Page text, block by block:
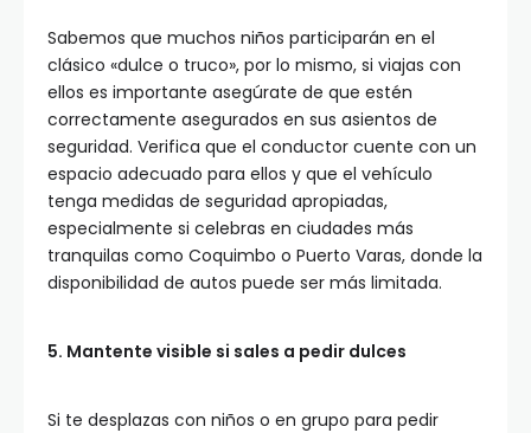
Sabemos que muchos niños participarán en el
clásico «dulce o truco», por lo mismo, si viajas con
ellos es importante asegúrate de que estén
correctamente asegurados en sus asientos de
seguridad. Verifica que el conductor cuente con un
espacio adecuado para ellos y que el vehículo
tenga medidas de seguridad apropiadas,
especialmente si celebras en ciudades más
tranquilas como Coquimbo o Puerto Varas, donde la
disponibilidad de autos puede ser más limitada.
5. Mantente visible si sales a pedir dulces
Si te desplazas con niños o en grupo para pedir